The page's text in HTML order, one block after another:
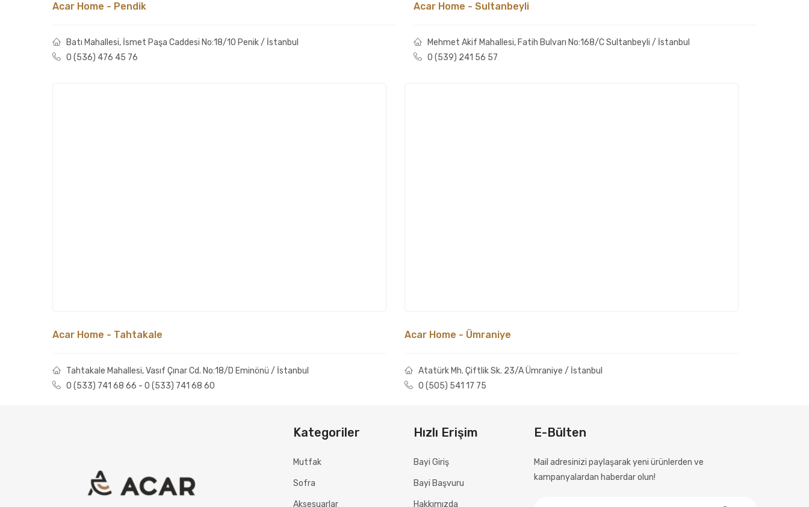
Acar Home - Pendik
Batı Mahallesi, İsmet Paşa Caddesi No:18/10 Penik / İstanbul
0 (536) 476 45 76
Acar Home - Sultanbeyli
Mehmet Akif Mahallesi, Fatih Bulvarı No:168/C Sultanbeyli / İstanbul
0 (539) 241 56 57
Acar Home - Tahtakale
Tahtakale Mahallesi, Vasıf Çınar Cd. No:18/D Eminönü / İstanbul
0 (533) 741 68 66 - 0 (533) 741 68 60
Acar Home - Ümraniye
Atatürk Mh. Çiftlik Sk. 23/A Ümraniye / İstanbul
0 (505) 541 17 75
Kategoriler
Mutfak
Sofra
Aksesuarlar
Hızlı Erişim
Bayi Giriş
Bayi Başvuru
Hakkımızda
E-Bülten
Mail adresinizi paylaşarak yeni ürünlerden ve
kampanyalardan haberdar olun!